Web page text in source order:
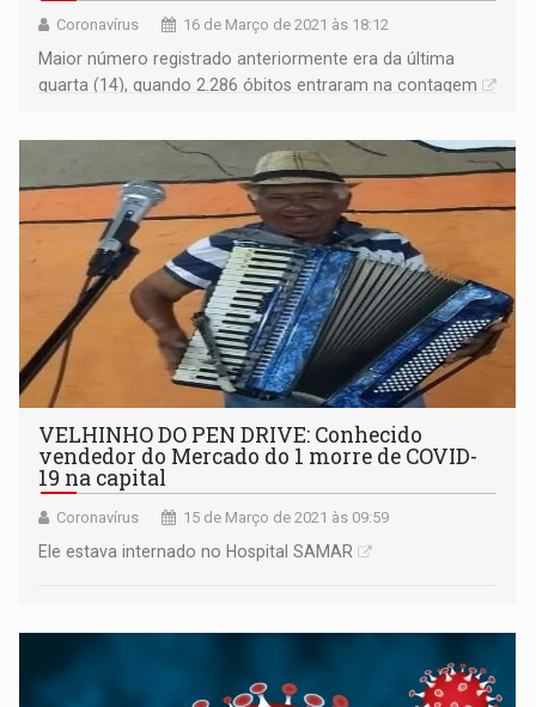
Coronavírus 16 de Março de 2021 às 18:12
Maior número registrado anteriormente era da última
quarta (14), quando 2.286 óbitos entraram na contagem
VELHINHO DO PEN DRIVE: Conhecido
vendedor do Mercado do 1 morre de COVID-
19 na capital
Coronavírus 15 de Março de 2021 às 09:59
Ele estava internado no Hospital SAMAR